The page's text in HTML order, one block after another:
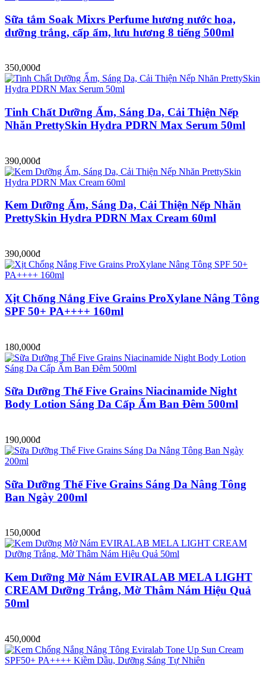
Sữa tắm Soak Mixrs Perfume hương nước hoa,
dưỡng trắng, cấp ẩm, lưu hương 8 tiếng 500ml
350,000đ
Tinh Chất Dưỡng Ẩm, Sáng Da, Cải Thiện Nếp
Nhăn PrettySkin Hydra PDRN Max Serum 50ml
390,000đ
Kem Dưỡng Ẩm, Sáng Da, Cải Thiện Nếp Nhăn
PrettySkin Hydra PDRN Max Cream 60ml
390,000đ
Xịt Chống Nắng Five Grains ProXylane Nâng Tông
SPF 50+ PA++++ 160ml
180,000đ
Sữa Dưỡng Thể Five Grains Niacinamide Night
Body Lotion Sáng Da Cấp Ẩm Ban Đêm 500ml
190,000đ
Sữa Dưỡng Thể Five Grains Sáng Da Nâng Tông
Ban Ngày 200ml
150,000đ
Kem Dưỡng Mờ Nám EVIRALAB MELA LIGHT
CREAM Dưỡng Trắng, Mờ Thâm Nám Hiệu Quả
50ml
450,000đ